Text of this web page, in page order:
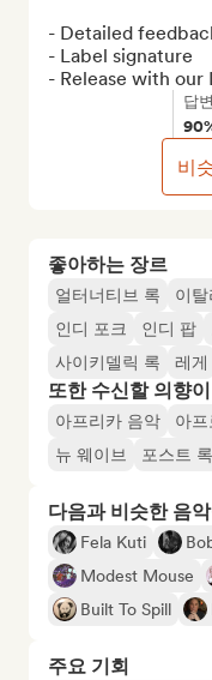
좋아하는 장르
얼터너티브 록 이
인디 포크
인디 팝
사이키델릭 록
레게
또한 수신할 의향
아프리카 음악 아
뉴 웨이브
포스트 록
다음과 비슷한 음
Fela Kuti
Modest Mouse
Built To Spill
주요 기회
- Detailed
- Label signature
- Release with our
답
비